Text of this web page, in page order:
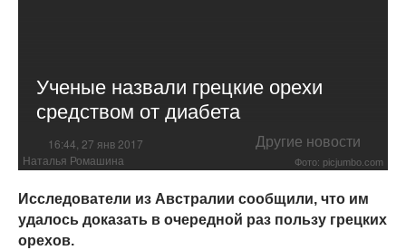
Ученые назвали грецкие орехи
средством от диабета
16:44, 27 янв 2017 Другие новости
Наталья Ромашина Фото: picjumbo.com
Исследователи из Австралии сообщили, что им
удалось доказать в очередной раз пользу грецких
орехов.